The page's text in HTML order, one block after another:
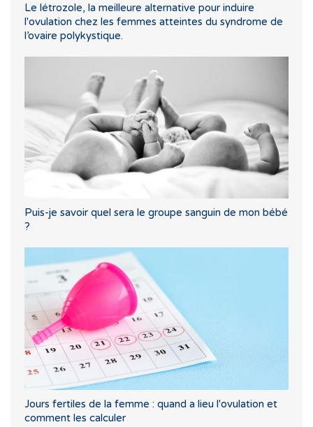
Le létrozole, la meilleure alternative pour induire
l'ovulation chez les femmes atteintes du syndrome de
l’ovaire polykystique.
Puis-je savoir quel sera le groupe sanguin de mon bébé
?
Jours fertiles de la femme : quand a lieu l'ovulation et
comment les calculer